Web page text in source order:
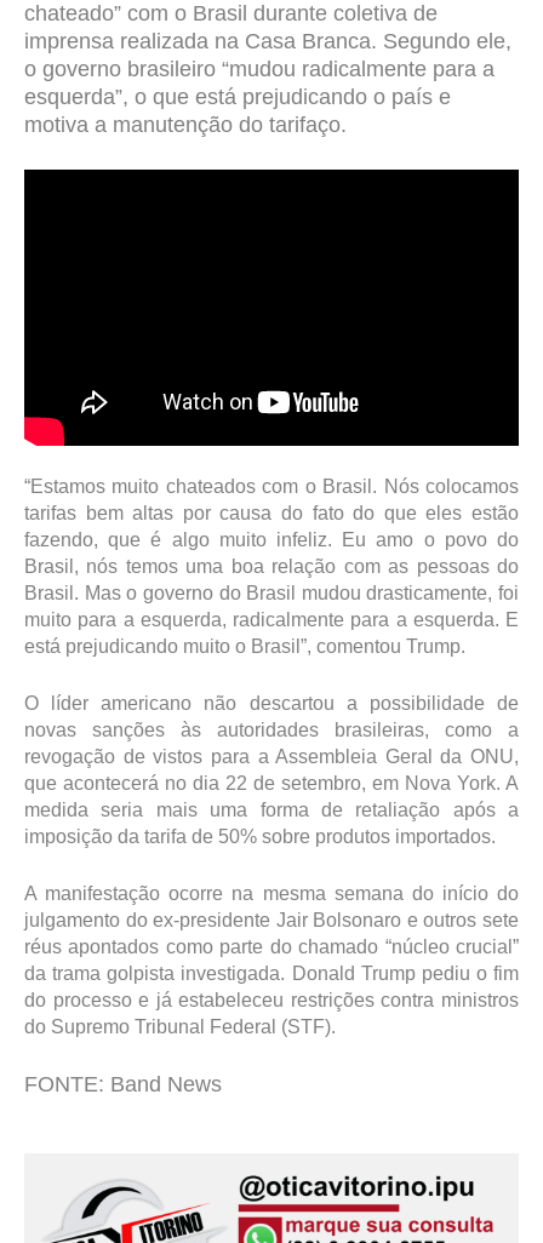
chateado” com o Brasil durante coletiva de
imprensa realizada na Casa Branca. Segundo ele,
o governo brasileiro “mudou radicalmente para a
esquerda”, o que está prejudicando o país e
motiva a manutenção do tarifaço.
“Estamos muito chateados com o Brasil. Nós colocamos
tarifas bem altas por causa do fato do que eles estão
fazendo, que é algo muito infeliz. Eu amo o povo do
Brasil, nós temos uma boa relação com as pessoas do
Brasil. Mas o governo do Brasil mudou drasticamente, foi
muito para a esquerda, radicalmente para a esquerda. E
está prejudicando muito o Brasil”, comentou Trump.
O líder americano não descartou a possibilidade de
novas sanções às autoridades brasileiras, como a
revogação de vistos para a Assembleia Geral da ONU,
que acontecerá no dia 22 de setembro, em Nova York. A
medida seria mais uma forma de retaliação após a
imposição da tarifa de 50% sobre produtos importados.
A manifestação ocorre na mesma semana do início do
julgamento do ex-presidente Jair Bolsonaro e outros sete
réus apontados como parte do chamado “núcleo crucial”
da trama golpista investigada. Donald Trump pediu o fim
do processo e já estabeleceu restrições contra ministros
do Supremo Tribunal Federal (STF).
FONTE: Band News